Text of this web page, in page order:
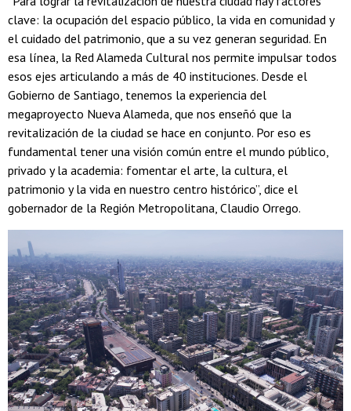
clave: la ocupación del espacio público, la vida en comunidad y
el cuidado del patrimonio, que a su vez generan seguridad. En
esa línea, la Red Alameda Cultural nos permite impulsar todos
esos ejes articulando a más de 40 instituciones. Desde el
Gobierno de Santiago, tenemos la experiencia del
megaproyecto Nueva Alameda, que nos enseñó que la
revitalización de la ciudad se hace en conjunto. Por eso es
fundamental tener una visión común entre el mundo público,
privado y la academia: fomentar el arte, la cultura, el
patrimonio y la vida en nuestro centro histórico”, dice el
gobernador de la Región Metropolitana, Claudio Orrego.